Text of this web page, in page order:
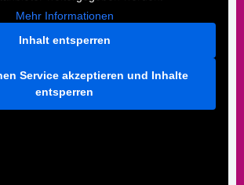
Mehr Informationen
Inhalt entsperren
Service akzeptieren und Inhalte
entsperren